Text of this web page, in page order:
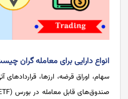
انواع دارایی برای معامله گران
سهام، اوراق قرضه، ارزها، قراردادهای